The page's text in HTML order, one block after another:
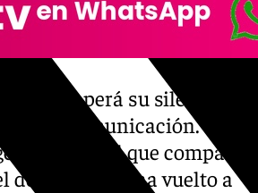
romperá su silencio
de comunicación. Desde
con el que compartió
descenso, no ha vuelto a